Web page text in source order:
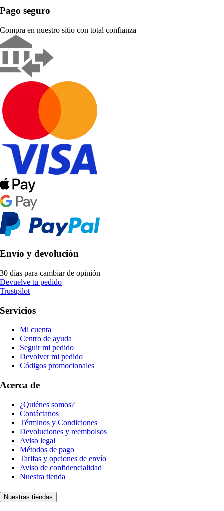
Pago seguro
Compra en nuestro sitio con total confianza
Envío y devolución
30 días para cambiar de opinión
Devuelve tu pedido
Trustpilot
Servicios
Mi cuenta
Centro de ayuda
Seguir mi pedido
Devolver mi pedido
Códigos promocionales
Acerca de
¿Quiénes somos?
Contáctanos
Términos y Condiciones
Devoluciones y reembolsos
Aviso legal
Métodos de pago
Tarifas y opciones de envío
Aviso de confidencialidad
Nuestra tienda
Nuestras tiendas